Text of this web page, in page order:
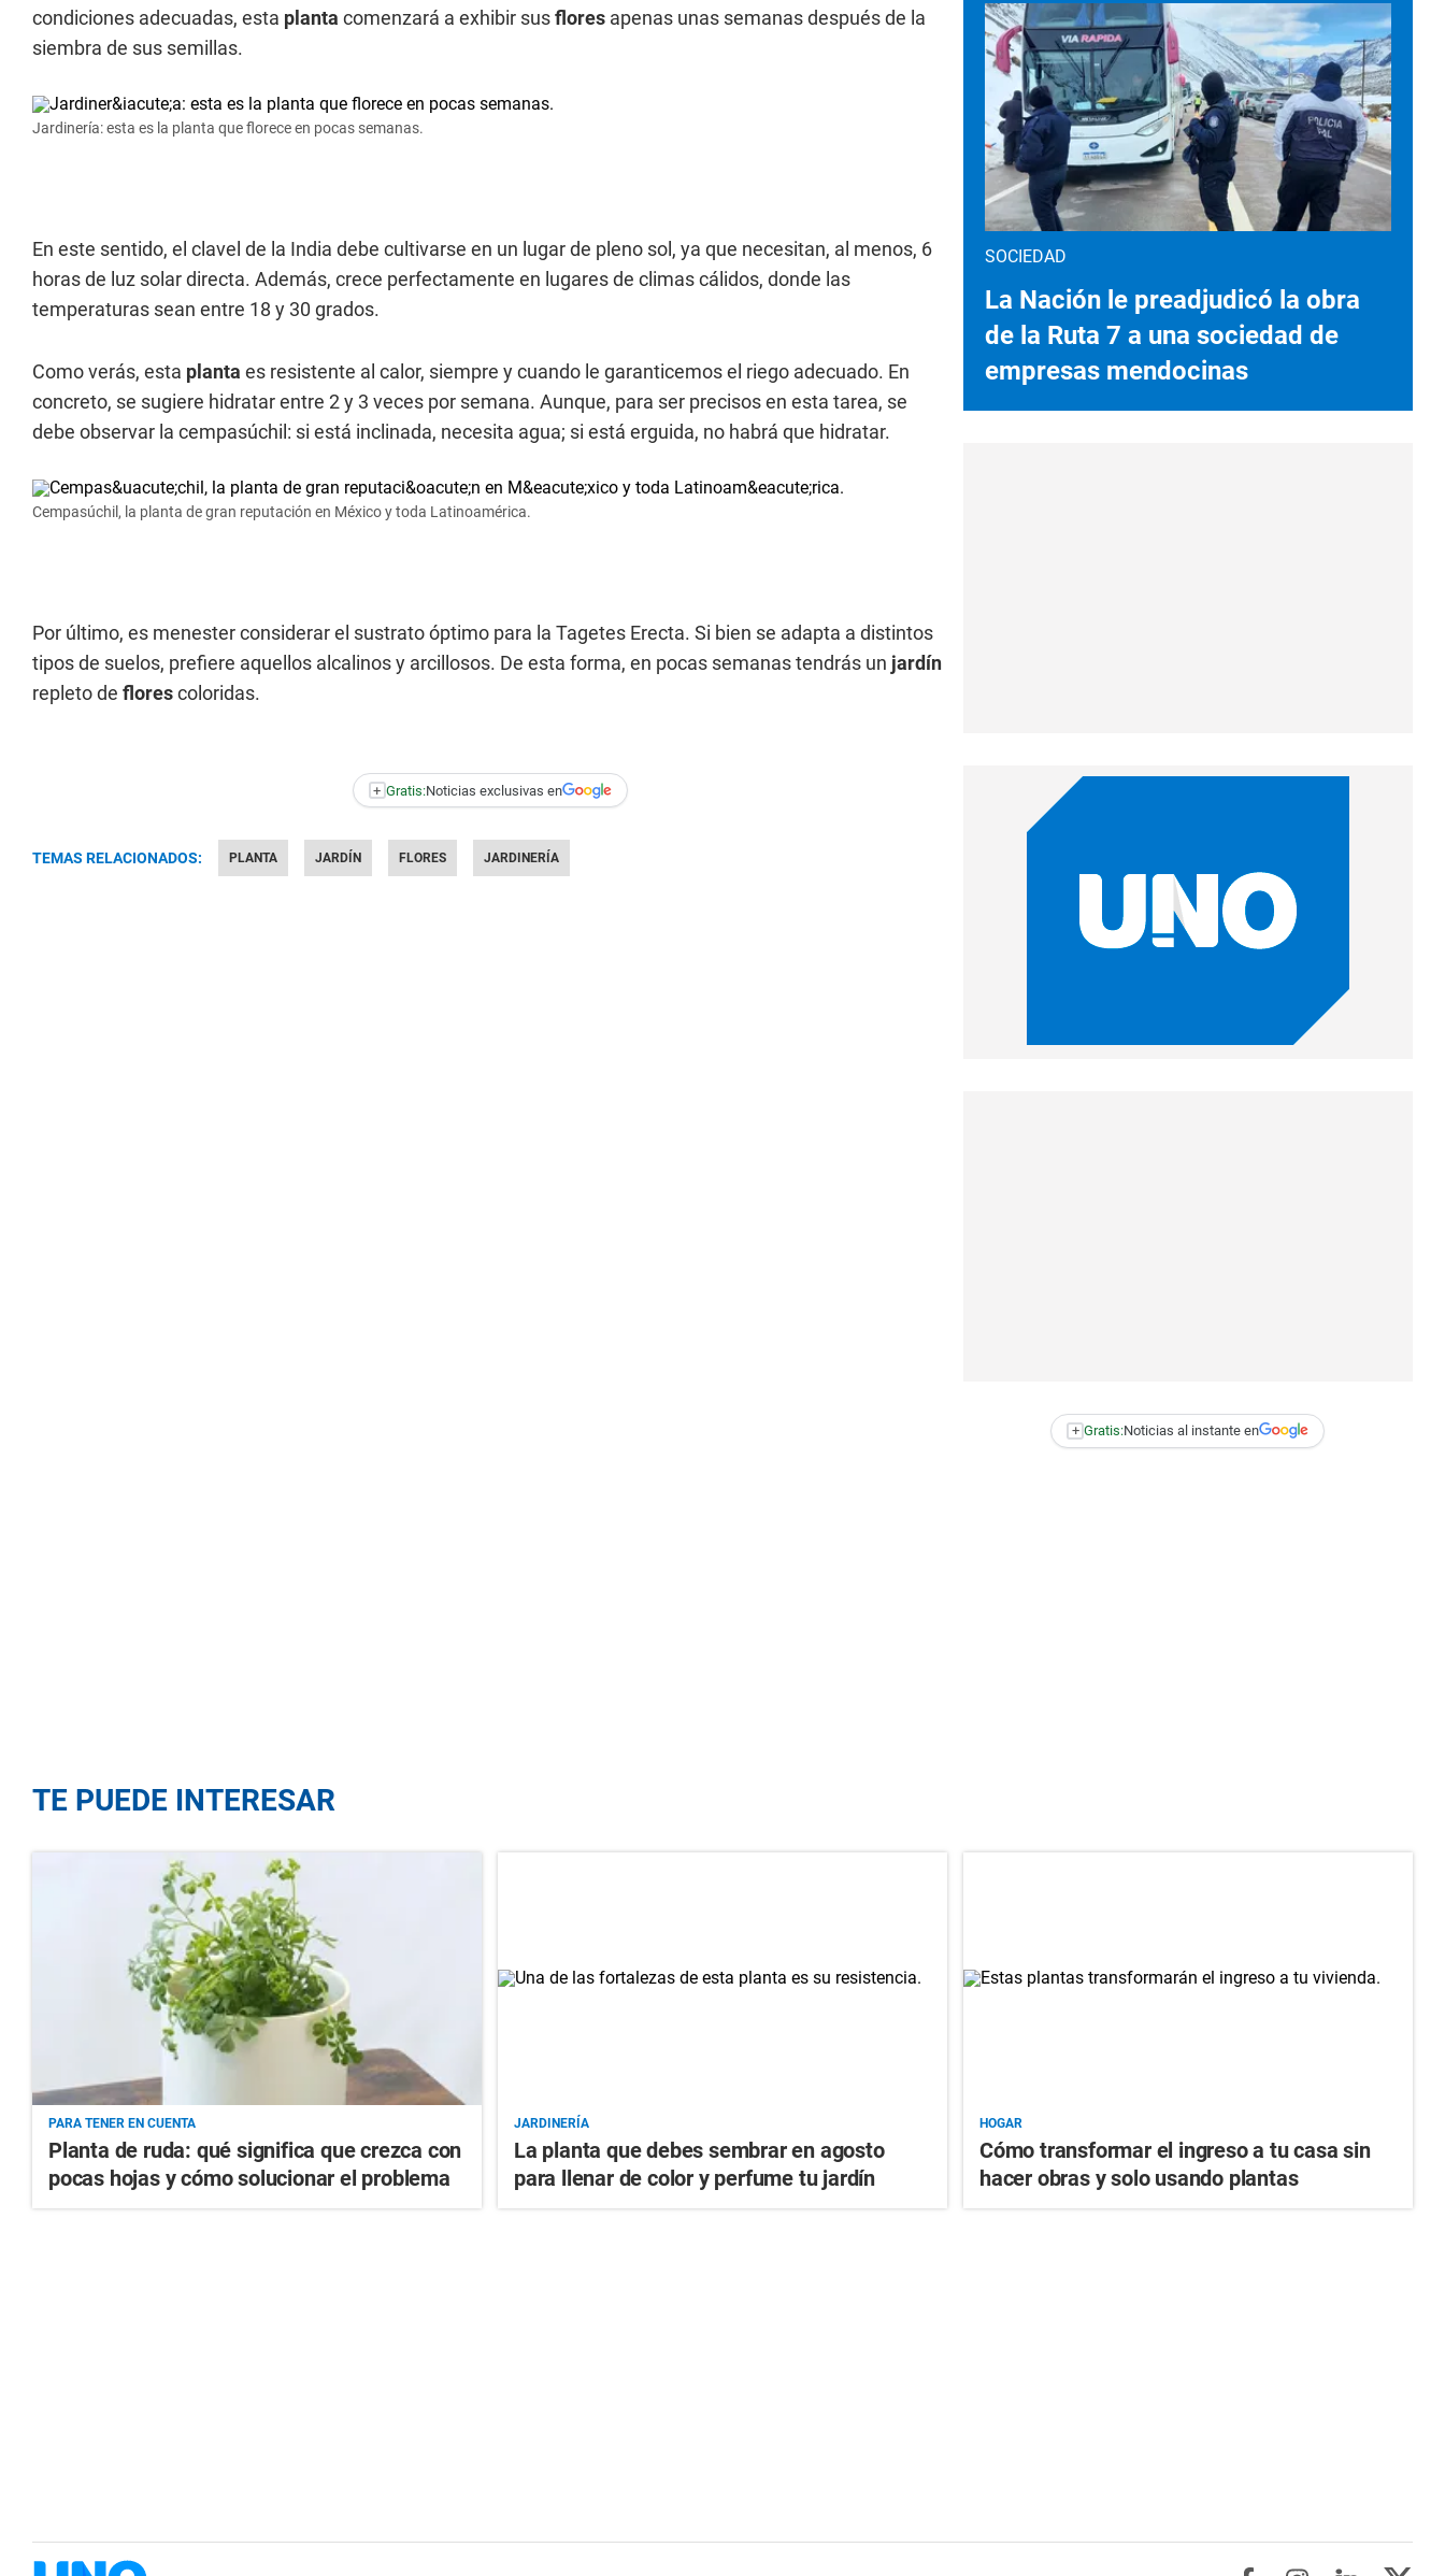
condiciones adecuadas, esta planta comenzará a exhibir susflores apenas unas semanas después de la
siembra de sus semillas.
Jardinería: esta es la planta que florece en pocas semanas.
En este sentido, el clavel de la India debe cultivarse en un lugar de pleno sol, ya que necesitan, al menos, 6
horas de luz solar directa. Además, crece perfectamente en lugares de climas cálidos, donde las
temperaturas sean entre 18 y 30 grados.
Como verás, esta planta es resistente al calor, siempre y cuando le garanticemos el riego adecuado. En
concreto, se sugiere hidratar entre 2 y 3 veces por semana. Aunque, para ser precisos en esta tarea, se
debe observar la cempasúchil: si está inclinada, necesita agua; si está erguida, no habrá que hidratar.
Cempasúchil, la planta de gran reputación en México y toda Latinoamérica.
Por último, es menester considerar el sustrato óptimo para la Tagetes Erecta. Si bien se adapta a distintos
tipos de suelos, prefiere aquellos alcalinos y arcillosos. De esta forma, en pocas semanas tendrás un jardín
repleto de florescoloridas.
+ Gratis:Noticias exclusivas en
TEMAS RELACIONADOS: PLANTA JARDÍN FLORES JARDINERÍA
SOCIEDAD
La Nación le preadjudicó la obra
de la Ruta 7 a una sociedad de
empresas mendocinas
+ Gratis:Noticias al instante en
TE PUEDE INTERESAR
PARA TENER EN CUENTA
Planta de ruda: qué significa que crezca con
pocas hojas y cómo solucionar el problema
JARDINERÍA
La planta que debes sembrar en agosto
para llenar de color y perfume tu jardín
HOGAR
Cómo transformar el ingreso a tu casa sin
hacer obras y solo usando plantas